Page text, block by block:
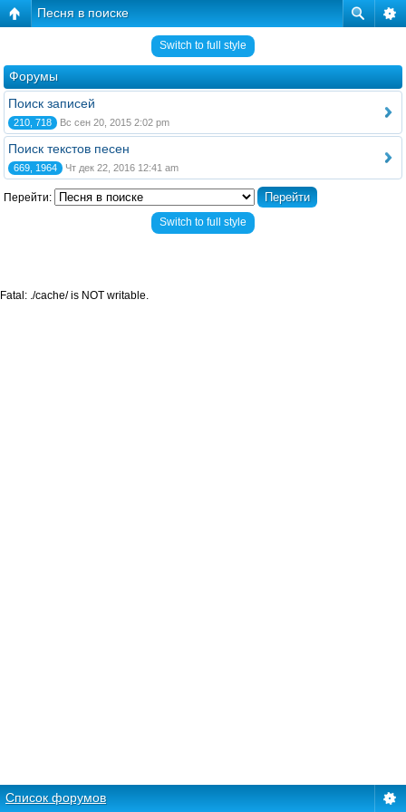
Песня в поиске
Switch to full style
Форумы
Поиск записей
210, 718 Вс сен 20, 2015 2:02 pm
Поиск текстов песен
669, 1964 Чт дек 22, 2016 12:41 am
Перейти:
Switch to full style
Список форумов
Fatal: ./cache/ is NOT writable.